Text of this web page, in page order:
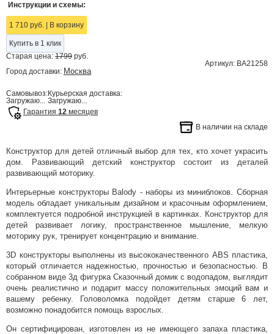
Инструкции и схемы:
1 710 руб. В корзину
Купить в 1 клик
Старая цена: 1799 руб.
Артикул: BA21258
Город доставки: Москва
Самовывоз:
Загружаю...
Курьерская доставка:
Загружаю...
Гарантия 12 месяцев
В наличии на складе
Конструктор для детей отличный выбор для тех, кто хочет украсить
дом. Развивающий детский конструктор состоит из деталей
развивающий моторику.
Интерьерные конструкторы Balody - наборы из миниблоков. Сборная
модель обладает уникальным дизайном и красочным оформлением,
комплектуется подробной инструкцией в картинках. Конструктор для
детей развивает логику, пространственное мышление, мелкую
моторику рук, тренирует концентрацию и внимание.
3D конструкторы выполнены из высококачественного ABS пластика,
который отличается надежностью, прочностью и безопасностью. В
собранном виде 3д фигурка Сказочный домик с водопадом, выглядит
очень реалистично и подарит массу положительных эмоций вам и
вашему ребенку. Головоломка подойдет детям старше 6 лет,
возможно понадобится помощь взрослых.
Он сертифицирован, изготовлен из не имеющего запаха пластика,